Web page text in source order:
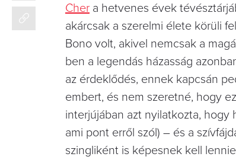
Cher a hetvenes évek
akárcsak a szerelmi élete körüli
Bono volt, akivel nemcsak a
ben a legendás házasság
az érdeklődés, ennek kapcsán
embert, és nem szeretné, hogy
interjújában azt nyilatkozta, hogy
ami pont erről szól) – és a
szingliként is képesnek kell